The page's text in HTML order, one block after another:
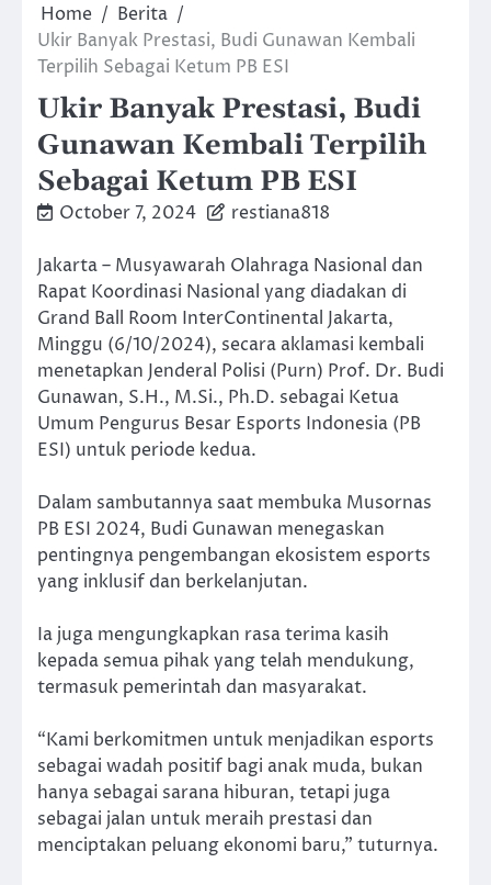
Home
Berita
Ukir Banyak Prestasi, Budi Gunawan Kembali
Terpilih Sebagai Ketum PB ESI
Ukir Banyak Prestasi, Budi
Gunawan Kembali Terpilih
Sebagai Ketum PB ESI
October 7, 2024 restiana818
Jakarta – Musyawarah Olahraga Nasional dan
Rapat Koordinasi Nasional yang diadakan di
Grand Ball Room InterContinental Jakarta,
Minggu (6/10/2024), secara aklamasi kembali
menetapkan Jenderal Polisi (Purn) Prof. Dr. Budi
Gunawan, S.H., M.Si., Ph.D. sebagai Ketua
Umum Pengurus Besar Esports Indonesia (PB
ESI) untuk periode kedua.
Dalam sambutannya saat membuka Musornas
PB ESI 2024, Budi Gunawan menegaskan
pentingnya pengembangan ekosistem esports
yang inklusif dan berkelanjutan.
Ia juga mengungkapkan rasa terima kasih
kepada semua pihak yang telah mendukung,
termasuk pemerintah dan masyarakat.
“Kami berkomitmen untuk menjadikan esports
sebagai wadah positif bagi anak muda, bukan
hanya sebagai sarana hiburan, tetapi juga
sebagai jalan untuk meraih prestasi dan
menciptakan peluang ekonomi baru,” tuturnya.